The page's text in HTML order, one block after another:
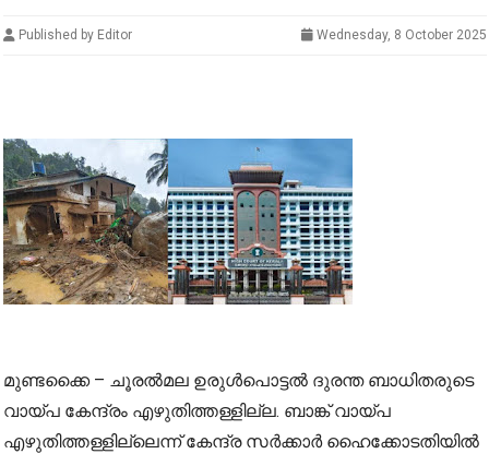
Published by Editor Wednesday, 8 October 2025
മുണ്ടക്കൈ – ചൂരല്‍മല ഉരുള്‍പൊട്ടല്‍ ദുരന്ത ബാധിതരുടെ
വായ്പ കേന്ദ്രം എഴുതിത്തള്ളില്ല. ബാങ്ക് വായ്പ
എഴുതിത്തള്ളില്ലെന്ന് കേന്ദ്ര സര്‍ക്കാര്‍ ഹൈക്കോടതിയില്‍